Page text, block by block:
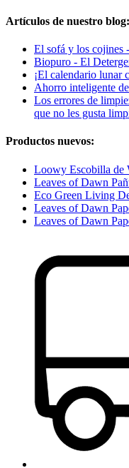
Artículos de nuestro blog:
El sofá y los cojines
Biopuro - El
¡El calendario lunar
Ahorro inteligente
Los errores de
que no les gusta
Productos nuevos:
Loowy Escobilla de
Leaves of Dawn
Eco Green Living
Leaves of Dawn
Leaves of Dawn